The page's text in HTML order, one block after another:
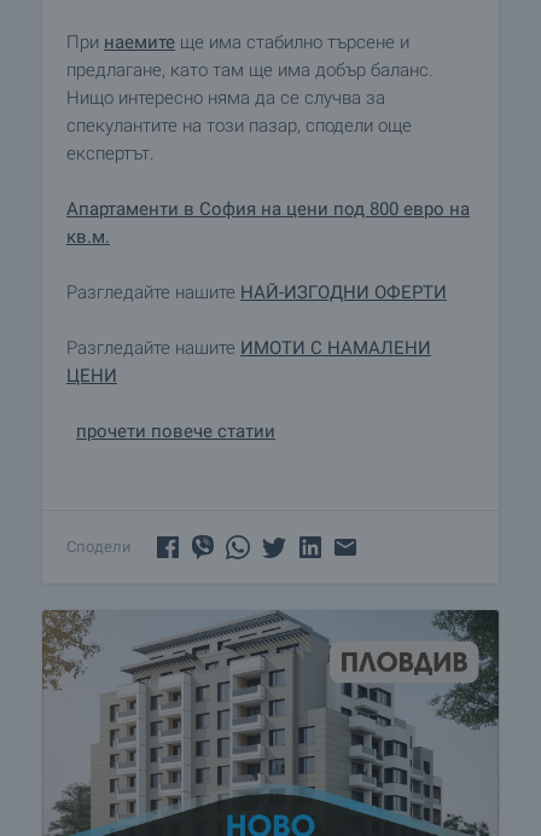
При наемите ще има стабилно търсене и
предлагане, като там ще има добър баланс.
Нищо интересно няма да се случва за
спекулантите на този пазар, сподели още
експертът.
Апартаменти в София на цени под 800 евро на
кв.м.
Разгледайте нашите НАЙ-ИЗГОДНИ ОФЕРТИ
Разгледайте нашите ИМОТИ С НАМАЛЕНИ
ЦЕНИ
прочети повече статии
Сподели